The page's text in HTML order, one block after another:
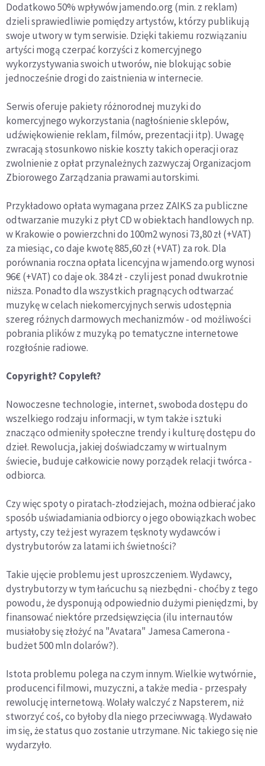
Dodatkowo 50% wpływów jamendo.org (min. z reklam)
dzieli sprawiedliwie pomiędzy artystów, którzy publikują
swoje utwory w tym serwisie. Dzięki takiemu rozwiązaniu
artyści mogą czerpać korzyści z komercyjnego
wykorzystywania swoich utworów, nie blokując sobie
jednocześnie drogi do zaistnienia w internecie.
Serwis oferuje pakiety różnorodnej muzyki do
komercyjnego wykorzystania (nagłośnienie sklepów,
udźwiękowienie reklam, filmów, prezentacji itp). Uwagę
zwracają stosunkowo niskie koszty takich operacji oraz
zwolnienie z opłat przynależnych zazwyczaj Organizacjom
Zbiorowego Zarządzania prawami autorskimi.
Przykładowo opłata wymagana przez ZAIKS za publiczne
odtwarzanie muzyki z płyt CD w obiektach handlowych np.
w Krakowie o powierzchni do 100m2 wynosi 73,80 zł (+VAT)
za miesiąc, co daje kwotę 885,60 zł (+VAT) za rok. Dla
porównania roczna opłata licencyjna w jamendo.org wynosi
96€ (+VAT) co daje ok. 384 zł - czyli jest ponad dwukrotnie
niższa. Ponadto dla wszystkich pragnących odtwarzać
muzykę w celach niekomercyjnych serwis udostępnia
szereg różnych darmowych mechanizmów - od możliwości
pobrania plików z muzyką po tematyczne internetowe
rozgłośnie radiowe.
Copyright? Copyleft?
Nowoczesne technologie, internet, swoboda dostępu do
wszelkiego rodzaju informacji, w tym także i sztuki
znacząco odmieniły społeczne trendy i kulturę dostępu do
dzieł. Rewolucja, jakiej doświadczamy w wirtualnym
świecie, buduje całkowicie nowy porządek relacji twórca -
odbiorca.
Czy więc spoty o piratach-złodziejach, można odbierać jako
sposób uświadamiania odbiorcy o jego obowiązkach wobec
artysty, czy też jest wyrazem tęsknoty wydawców i
dystrybutorów za latami ich świetności?
Takie ujęcie problemu jest uproszczeniem. Wydawcy,
dystrybutorzy w tym łańcuchu są niezbędni - choćby z tego
powodu, że dysponują odpowiednio dużymi pieniędzmi, by
finansować niektóre przedsięwzięcia (ilu internautów
musiałoby się złożyć na "Avatara" Jamesa Camerona -
budżet 500 mln dolarów?).
Istota problemu polega na czym innym. Wielkie wytwórnie,
producenci filmowi, muzyczni, a także media - przespały
rewolucję internetową. Wolały walczyć z Napsterem, niż
stworzyć coś, co byłoby dla niego przeciwwagą. Wydawało
im się, że status quo zostanie utrzymane. Nic takiego się nie
wydarzyło.